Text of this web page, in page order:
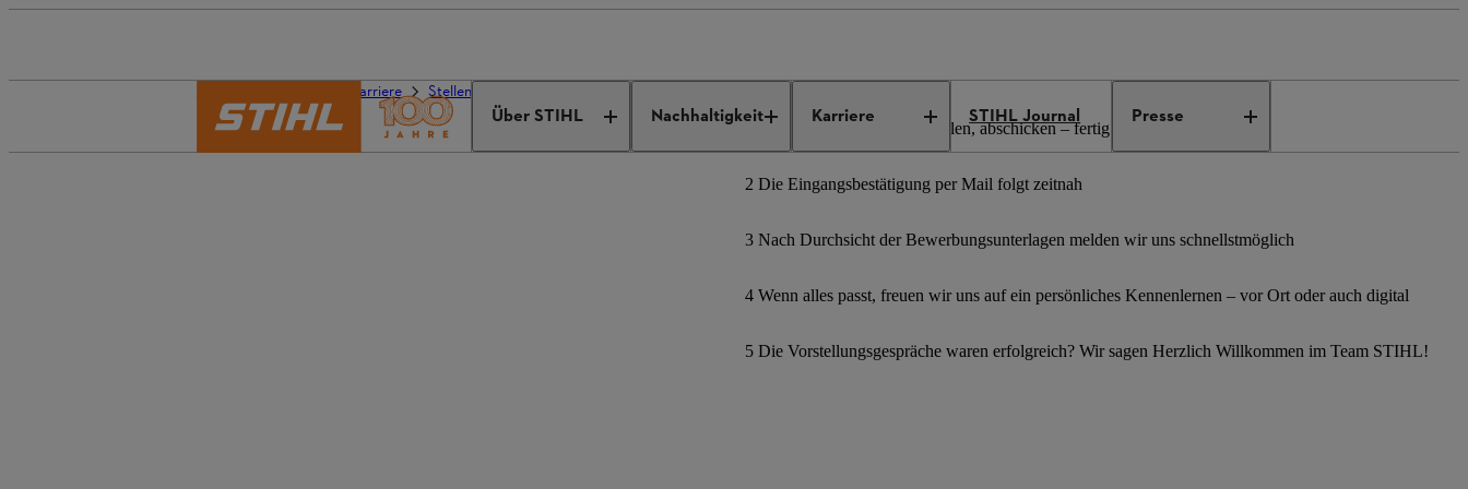
Über STIHL Nachhaltigkeit Karriere STIHL Journal Presse
Karriere Stellenangebote
1 Bewerbungsformular ausfüllen, abschicken – fertig
2 Die Eingangsbestätigung per Mail folgt zeitnah
3 Nach Durchsicht der Bewerbungsunterlagen melden wir uns schnellstmöglich
4 Wenn alles passt, freuen wir uns auf ein persönliches Kennenlernen – vor Ort oder auch digital
5 Die Vorstellungsgespräche waren erfolgreich? Wir sagen Herzlich Willkommen im Team STIHL!